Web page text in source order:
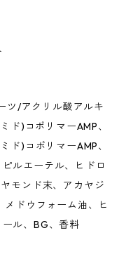
ツ/アクリル酸アルキ
ド)コポリマーAMP、
ド)コポリマーAMP、
ルエーテル、ヒドロ
モンド末、アカヤジ
ドウフォーム油、ヒ
ル、BG、香料